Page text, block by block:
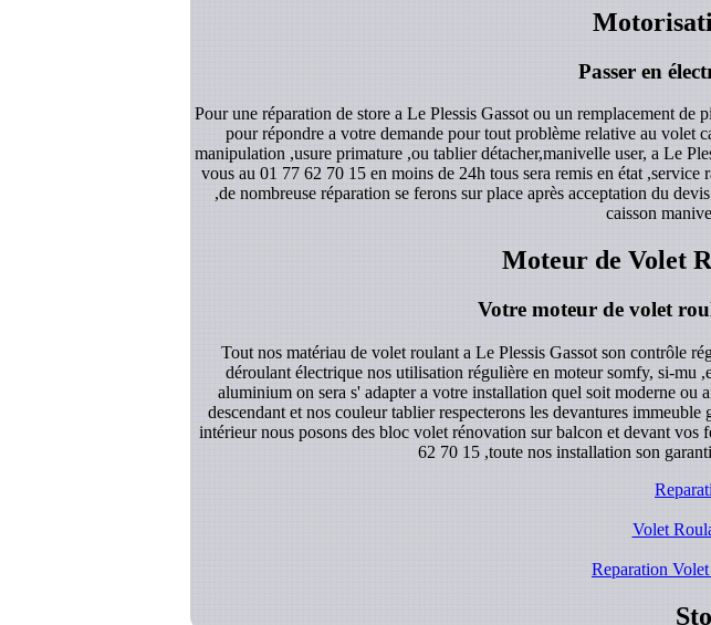
Passer en
Pour une réparation de store a Le Plessis Gassot ou un remplacement
pour répondre a votre demande pour tout problème relative au volet
manipulation ,usure primature ,ou tablier détacher,manivelle user, a Le
vous au 01 77 62 70 15 en moins de 24h tous sera remis en état
,de nombreuse réparation se ferons sur place après acceptation du
caisson
Moteur de Volet
Votre moteur de volet
Tout nos matériau de volet roulant a Le Plessis Gassot son contrôle
déroulant électrique nos utilisation régulière en moteur somfy, si-mu
aluminium on sera s' adapter a votre installation quel soit moderne ou
descendant et nos couleur tablier respecterons les devantures
intérieur nous posons des bloc volet rénovation sur balcon et devant
62 70 15 ,toute nos installation son
Volet
Reparation